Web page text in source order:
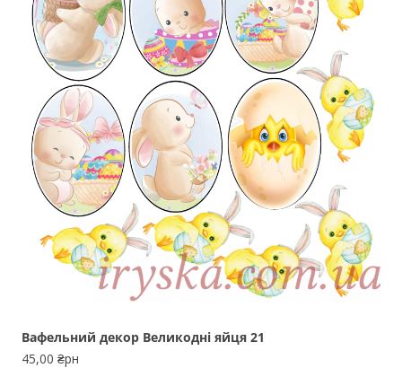
Вафельний декор Великодні яйця 21
45,00 ₴рн